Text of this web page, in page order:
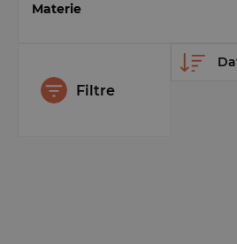
Materie
Filtre